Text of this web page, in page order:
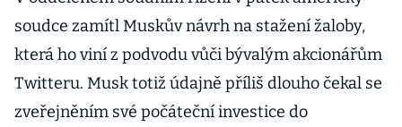
soudce zamítl Muskův návrh na stažení žaloby,
která ho viní z podvodu vůči bývalým akcionářům
Twitteru. Musk totiž údajně příliš dlouho čekal se
zveřejněním své počáteční investice do